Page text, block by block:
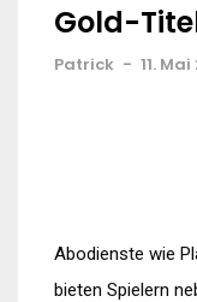
Gold-
Patrick - 11. Mai
Abodienste wie
bieten Spielern